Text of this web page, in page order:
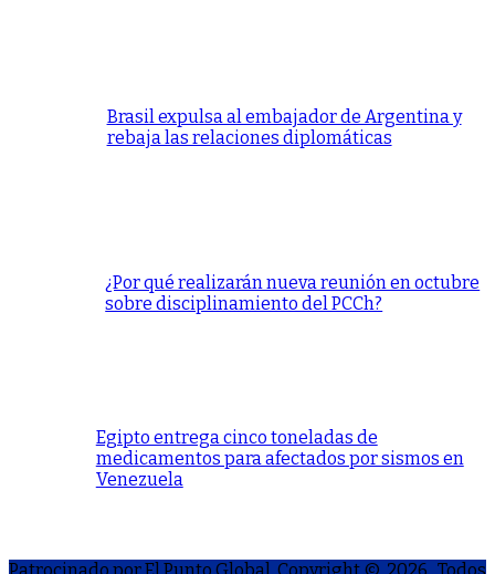
Brasil expulsa al embajador de Argentina y
rebaja las relaciones diplomáticas
¿Por qué realizarán nueva reunión en octubre
sobre disciplinamiento del PCCh?
Egipto entrega cinco toneladas de
medicamentos para afectados por sismos en
Venezuela
Patrocinado por El Punto Global. Copyright © 2026 . Todos